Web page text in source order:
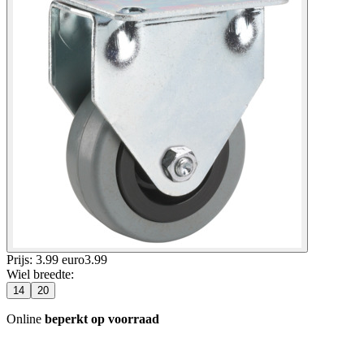
Prijs: 3.99 euro3.99
Wiel breedte:
14 20
Online beperkt op voorraad